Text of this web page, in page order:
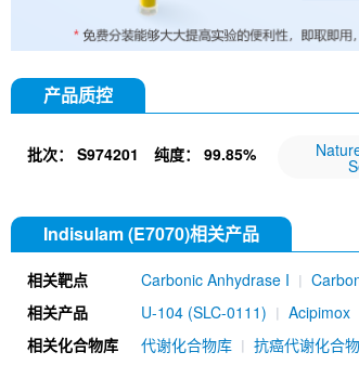
产品质控
批次： S974201 纯度： 99.85%
Indisulam (E7070)相关产品
相关靶点 Carbonic Anhydrase I
相关产品
U-104 (SLC-0111) Acipimox
相关化合物库
代谢化合物库 抗癌代谢化合